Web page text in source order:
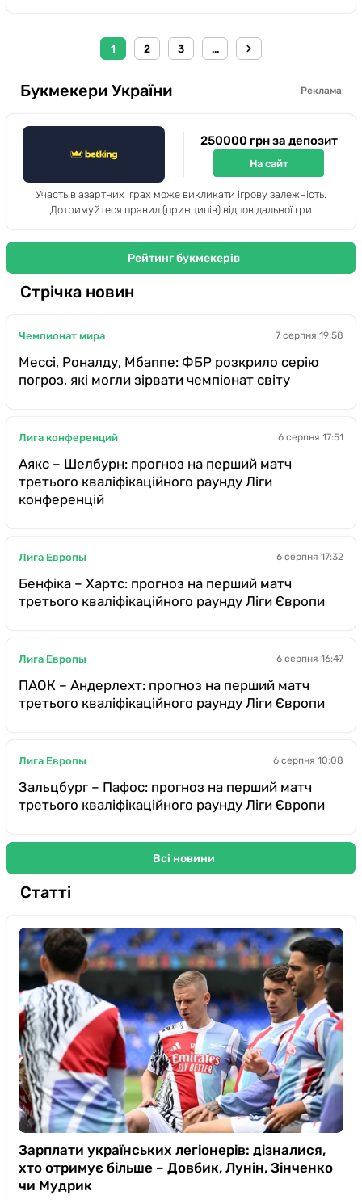
1 2 3 ...
Букмекери України Реклама
250000 грн за депозит
На сайт
Участь в азартних іграх може викликати ігрову залежність.
Дотримуйтеся правил (принципів) відповідальної гри
Рейтинг букмекерів
Стрічка новин
Чемпионат мира 7 серпня 19:58
Мессі, Роналду, Мбаппе: ФБР розкрило серію
погроз, які могли зірвати чемпіонат світу
Лига конференций 6 серпня 17:51
Аякс – Шелбурн: прогноз на перший матч
третього кваліфікаційного раунду Ліги
конференцій
Лига Европы 6 серпня 17:32
Бенфіка – Хартс: прогноз на перший матч
третього кваліфікаційного раунду Ліги Європи
Лига Европы 6 серпня 16:47
ПАОК – Андерлехт: прогноз на перший матч
третього кваліфікаційного раунду Ліги Європи
Лига Европы 6 серпня 10:08
Зальцбург – Пафос: прогноз на перший матч
третього кваліфікаційного раунду Ліги Європи
Всі новини
Статті
Зарплати українських легіонерів: дізналися,
хто отримує більше – Довбик, Лунін, Зінченко
чи Мудрик